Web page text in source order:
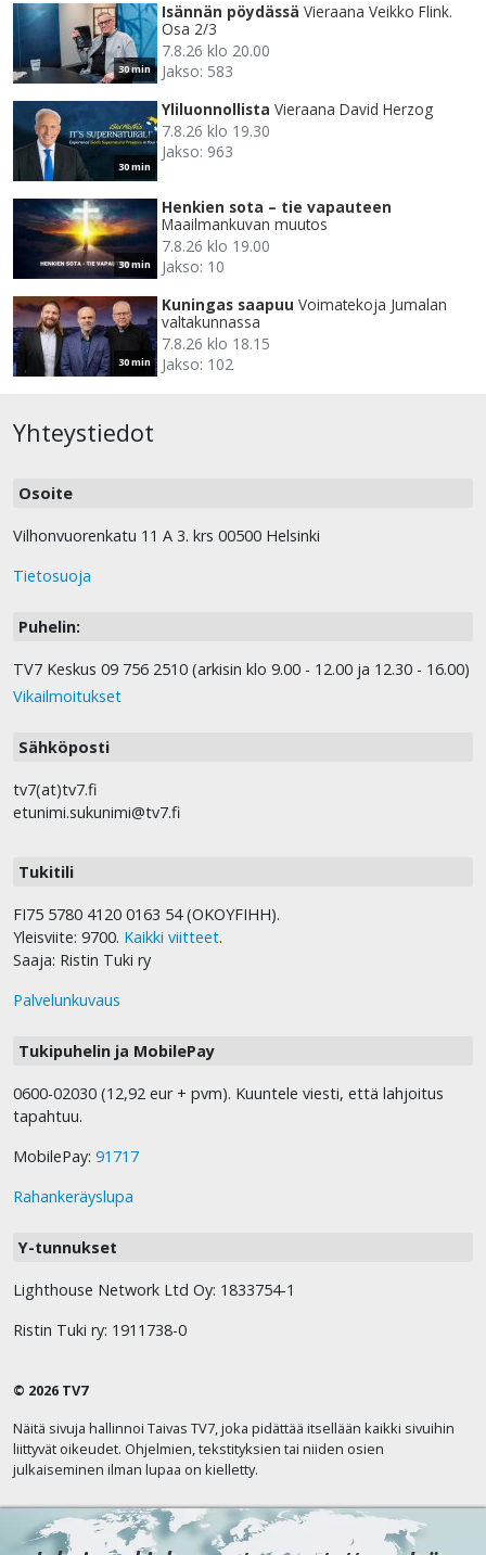
30 min
Isännän pöydässä Vieraana Veikko Flink.
Osa 2/3
7.8.26 klo 20.00
Jakso: 583
30 min
Yliluonnollista Vieraana David Herzog
7.8.26 klo 19.30
Jakso: 963
30 min
Henkien sota – tie vapauteen
Maailmankuvan muutos
7.8.26 klo 19.00
Jakso: 10
30 min
Kuningas saapuu Voimatekoja Jumalan
valtakunnassa
7.8.26 klo 18.15
Jakso: 102
Yhteystiedot
Osoite
Vilhonvuorenkatu 11 A 3. krs 00500 Helsinki
Tietosuoja
Puhelin:
TV7 Keskus 09 756 2510 (arkisin klo 9.00 - 12.00 ja 12.30 - 16.00)
Vikailmoitukset
Sähköposti
tv7(at)tv7.fi
etunimi.sukunimi@tv7.fi
Tukitili
FI75 5780 4120 0163 54 (OKOYFIHH).
Yleisviite: 9700. Kaikki viitteet.
Saaja: Ristin Tuki ry
Palvelunkuvaus
Tukipuhelin ja MobilePay
0600-02030 (12,92 eur + pvm). Kuuntele viesti, että lahjoitus
tapahtuu.
MobilePay: 91717
Rahankeräyslupa
Y-tunnukset
Lighthouse Network Ltd Oy: 1833754-1
Ristin Tuki ry: 1911738-0
© 2026 TV7
Näitä sivuja hallinnoi Taivas TV7, joka pidättää itsellään kaikki sivuihin
liittyvät oikeudet. Ohjelmien, tekstityksien tai niiden osien
julkaiseminen ilman lupaa on kielletty.